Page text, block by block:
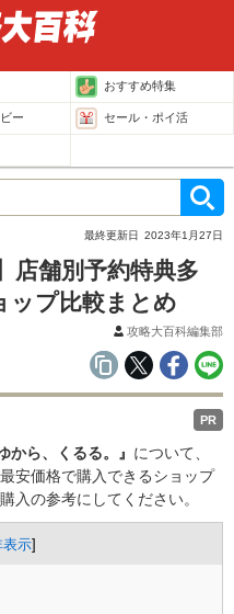
おすすめ特集
ー セール・ポイ活
最終更新日 2023年1月27日
店舗別予約特典多
ップ比較まとめ
攻略大百科編集部
PR
から、くるる。』 について、
安価格で購入できるショップ
入の参考にしてください。
表示]